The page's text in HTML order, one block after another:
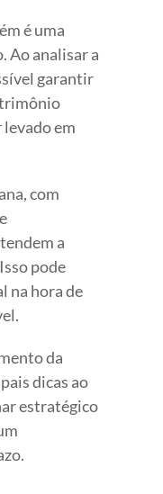
é uma
Ao analisar a
garantir
levado em
com
a
pode
na hora de
da
dicas ao
estratégico